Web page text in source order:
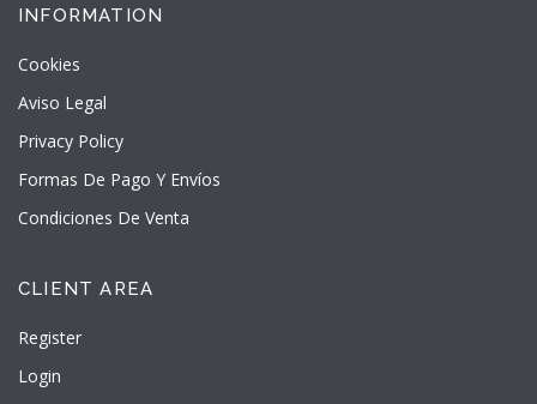
INFORMATION
Cookies
Aviso Legal
Privacy Policy
Formas De Pago Y Envíos
Condiciones De Venta
CLIENT AREA
Register
Login